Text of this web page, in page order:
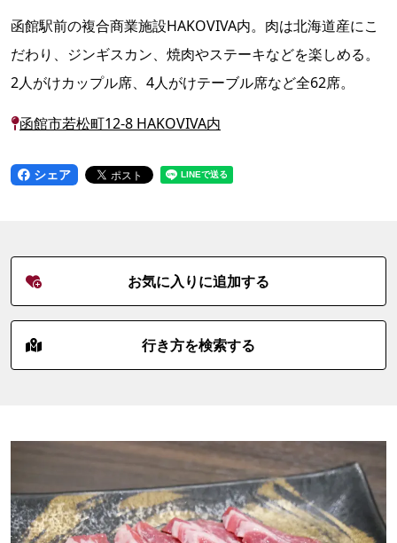
函館駅前の複合商業施設HAKOVIVA内。肉は北海道産にこ
だわり、ジンギスカン、焼肉やステーキなどを楽しめる。
2人がけカップル席、4人がけテーブル席など全62席。
函館市若松町12-8 HAKOVIVA内
シェア
お気に入りに追加する
行き方を検索する